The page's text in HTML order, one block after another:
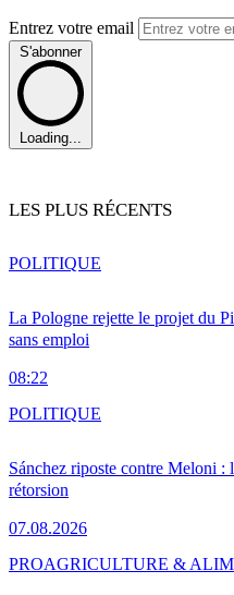
Entrez votre email
S'abonner
Loading...
LES PLUS RÉCENTS
La Pologne rejette le projet du
sans emploi
08:22
POLITIQUE
Sánchez riposte contre Meloni :
rétorsion
07.08.2026
POLITIQUE
PROAGRICULTURE &